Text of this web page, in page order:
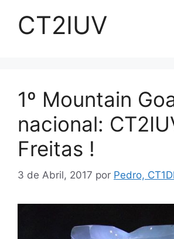
CT2IUV
1º Mountain
nacional:
Freitas !
3 de Abril, 2017 por Pedro,